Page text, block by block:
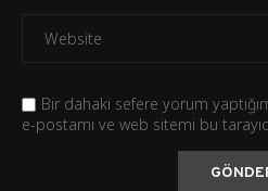
Bir dahaki sefere yorum
e-postamı ve web sitemi bu